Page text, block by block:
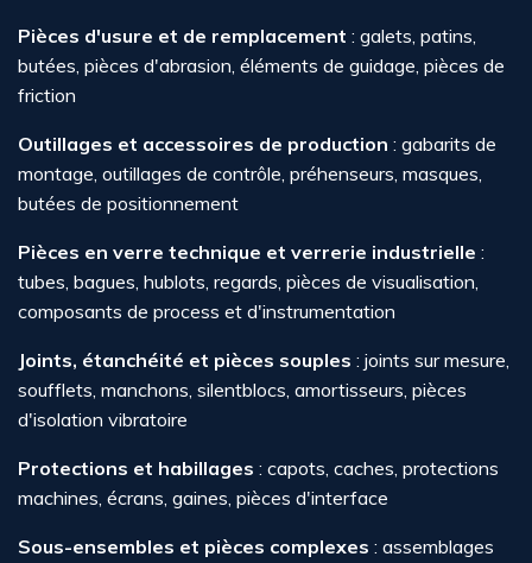
Pièces d'usure et de remplacement : galets, patins,
butées, pièces d'abrasion, éléments de guidage, pièces de
friction
Outillages et accessoires de production : gabarits de
montage, outillages de contrôle, préhenseurs, masques,
butées de positionnement
Pièces en verre technique et verrerie industrielle :
tubes, bagues, hublots, regards, pièces de visualisation,
composants de process et d'instrumentation
Joints, étanchéité et pièces souples : joints sur mesure,
soufflets, manchons, silentblocs, amortisseurs, pièces
d'isolation vibratoire
Protections et habillages : capots, caches, protections
machines, écrans, gaines, pièces d'interface
Sous-ensembles et pièces complexes : assemblages